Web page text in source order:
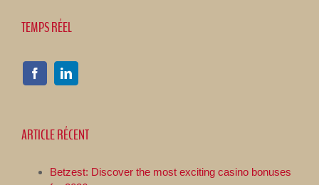
TEMPS RÉEL
ARTICLE RÉCENT
Betzest: Discover the most exciting casino bonuses